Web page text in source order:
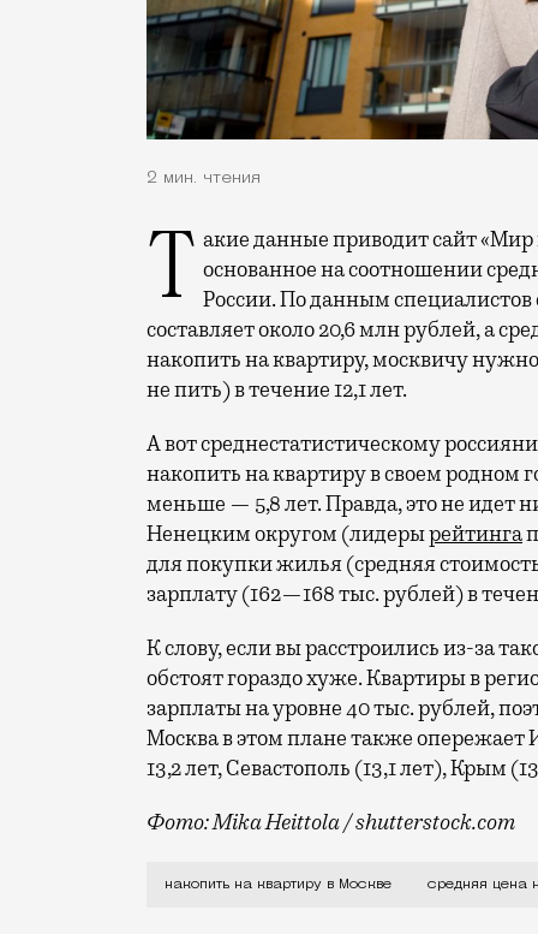
2 мин. чтения
Такие данные приводит сайт «Мир квартир», который провел исследование, основанное на соотношении
России. По данным специалистов
составляет около 20,6 млн рублей, а
накопить на квартиру, москвичу
не пить) в течение 12,1 лет.
А вот среднестатистическому
накопить на квартиру в своем родном
меньше — 5,8 лет. Правда, это не идет
Ненецким округом (лидерырейтинга
для покупки жилья (средняя
зарплату (162—168 тыс. рублей) в
К слову, если вы расстроились из-за
обстоят гораздо хуже. Квартиры в
зарплаты на уровне 40 тыс. рублей,
Москва в этом плане также
13,2 лет, Севастополь (13,1 лет), Крым
Фото: Mika Heittola / shutterstock.com
Такие данные приводит сайт «Мир
накопить на квартиру в Москве средняя цена